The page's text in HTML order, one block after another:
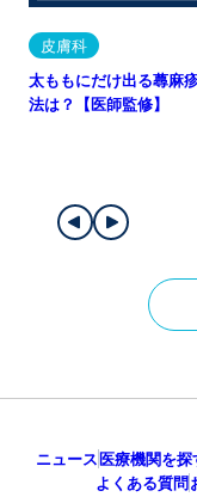
皮膚科
太ももにだけ出る蕁麻
法は？【医師監修】
ニュース医療機関を探
よくある質問